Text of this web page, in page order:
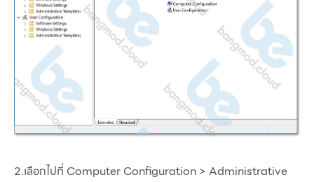
2.เลือกไปที่ Computer Configuration > Administrative